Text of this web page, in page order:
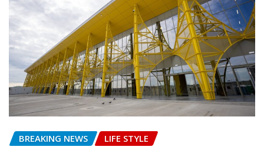
BREAKING NEWS LIFE STYLE